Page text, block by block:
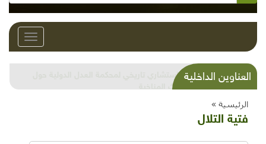
Toggle
العناوين الداخليةشذرات بيئية وتنموية...بنية تحتية وحلويات قبيحة
وحاكورة ونوبل وزيتون و"سيباط"
الرئيسية »
فتية التلال